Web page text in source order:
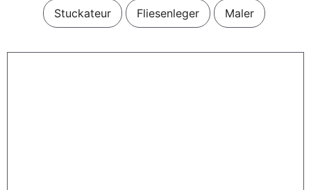
Stuckateur Fliesenleger Maler